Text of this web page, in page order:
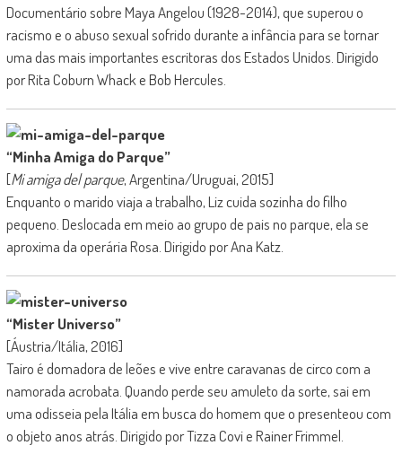
Documentário sobre Maya Angelou (1928-2014), que superou o
racismo e o abuso sexual sofrido durante a infância para se tornar
uma das mais importantes escritoras dos Estados Unidos. Dirigido
por Rita Coburn Whack e Bob Hercules.
“Minha Amiga do Parque”
[Mi amiga del parque, Argentina/Uruguai, 2015]
Enquanto o marido viaja a trabalho, Liz cuida sozinha do filho
pequeno. Deslocada em meio ao grupo de pais no parque, ela se
aproxima da operária Rosa. Dirigido por Ana Katz.
“Mister Universo”
[Áustria/Itália, 2016]
Tairo é domadora de leões e vive entre caravanas de circo com a
namorada acrobata. Quando perde seu amuleto da sorte, sai em
uma odisseia pela Itália em busca do homem que o presenteou com
o objeto anos atrás. Dirigido por Tizza Covi e Rainer Frimmel.